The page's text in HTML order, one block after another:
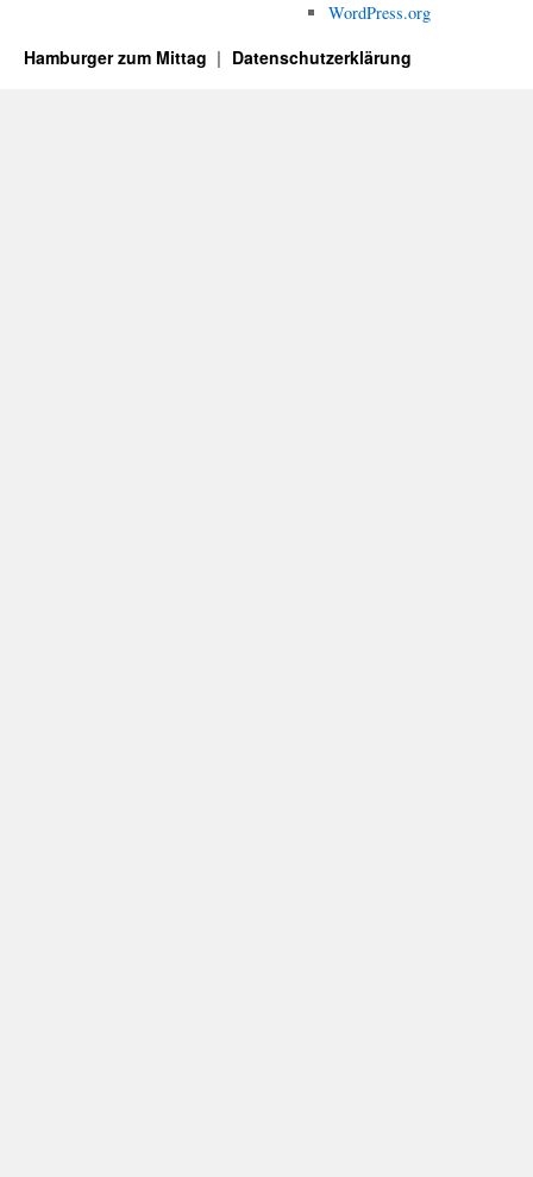
WordPress.org
Hamburger zum Mittag Datenschutzerklärung